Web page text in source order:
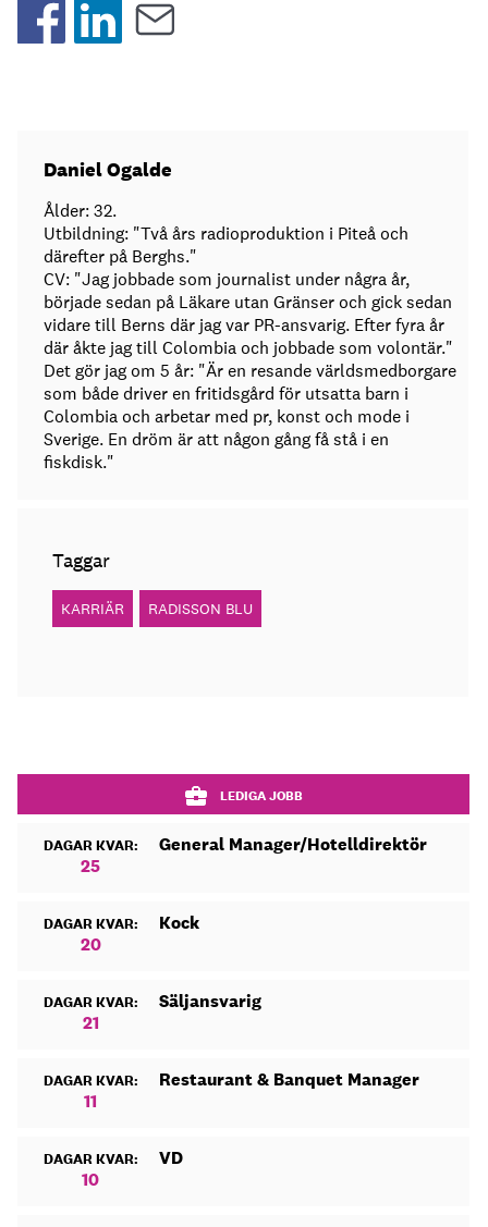
Daniel Ogalde
Ålder: 32.
Utbildning: "Två års radioproduktion i Piteå och
därefter på Berghs."
CV: "Jag jobbade som journalist under några år,
började sedan på Läkare utan Gränser och gick sedan
vidare till Berns där jag var PR-ansvarig. Efter fyra år
där åkte jag till Colombia och jobbade som volontär."
Det gör jag om 5 år: "Är en resande världsmedborgare
som både driver en fritidsgård för utsatta barn i
Colombia och arbetar med pr, konst och mode i
Sverige. En dröm är att någon gång få stå i en
fiskdisk."
Taggar
KARRIÄR RADISSON BLU
LEDIGA JOBB
DAGAR KVAR:
25
General Manager/Hotelldirektör
DAGAR KVAR:
20
Kock
DAGAR KVAR:
21
Säljansvarig
DAGAR KVAR:
11
Restaurant & Banquet Manager
DAGAR KVAR:
10
VD